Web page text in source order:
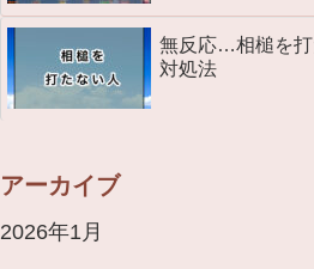
無反応…相槌を
対処法
アーカイブ
2026年1月